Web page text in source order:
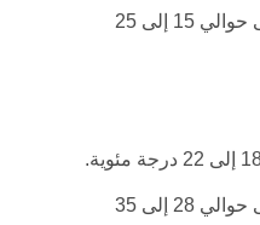
: تصل إلى حوالي 15 إلى 25
: تصل إلى حوالي 28 إلى 35